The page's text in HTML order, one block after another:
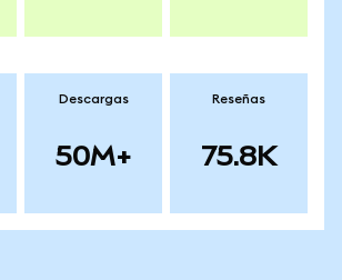
Descargas
50M+
Reseñas
75.8K